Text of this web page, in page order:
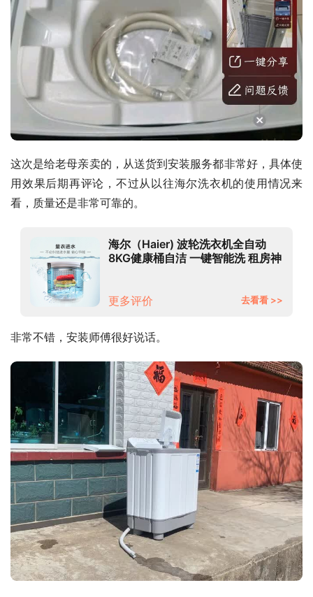
这次是给老母亲卖的，从送货到安装服务都非常好，具体使
用效果后期再评论，不过从以往海尔洗衣机的使用情况来
看，质量还是非常可靠的。
海尔（Haier) 波轮洗衣机全自动
8KG健康桶自洁 一键智能洗 租房神
更多评价 去看看 >>
非常不错，安装师傅很好说话。